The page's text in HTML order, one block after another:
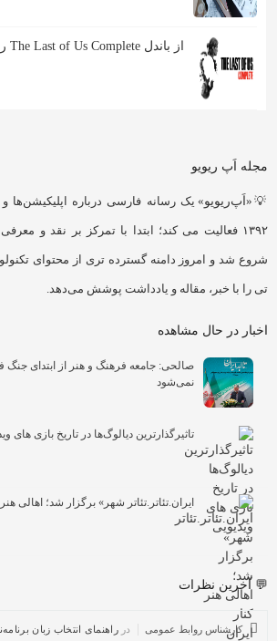
از باندل The Last of Us Complete رونمایی شد
مجله اَپ ریویو
💡« اَپ‌ریویو» یک رسانه فارسی درباره
۱۳۹۲ فعالیت می کند؛ ابتدا با تمرکز بر نقد و
شروع شد و امروز دامنه گسترده تری از محتوای
تی را با خبر، مقاله و یادداشت پوشش می‌دهد.
اخبار در حال مشاهده
صالحی: جامعه فرهنگ و هنر از ابتدای جنگ
نمی‌شود
تاثیرگذارترین دیالوگ‌ها در تاریخ بازی های
ایران.تئاتر.تئاتر شهر» برگزار شد؛ اهالی هنر
💬 آخرین نظرات
کارشناس روابط عمومی در راهنمای انتخاب زبان